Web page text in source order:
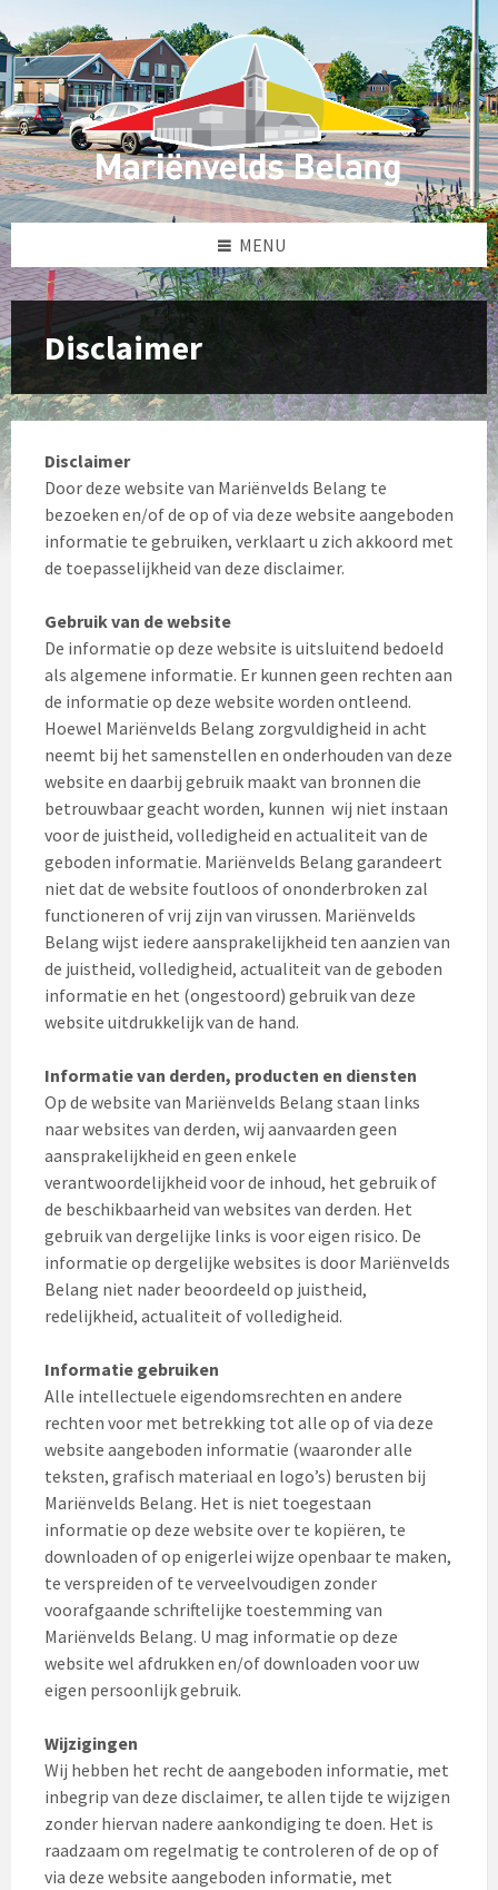
to
content
to
left
sidebar
to
footer
MENU
Disclaimer
Disclaimer
Door deze website van Mariënvelds Belang te
bezoeken en/of de op of via deze website aangeboden
informatie te gebruiken, verklaart u zich akkoord met
de toepasselijkheid van deze disclaimer.
Gebruik van de website
De informatie op deze website is uitsluitend bedoeld
als algemene informatie. Er kunnen geen rechten aan
de informatie op deze website worden ontleend.
Hoewel Mariënvelds Belang zorgvuldigheid in acht
neemt bij het samenstellen en onderhouden van deze
website en daarbij gebruik maakt van bronnen die
betrouwbaar geacht worden, kunnen wij niet instaan
voor de juistheid, volledigheid en actualiteit van de
geboden informatie. Mariënvelds Belang garandeert
niet dat de website foutloos of ononderbroken zal
functioneren of vrij zijn van virussen. Mariënvelds
Belang wijst iedere aansprakelijkheid ten aanzien van
de juistheid, volledigheid, actualiteit van de geboden
informatie en het (ongestoord) gebruik van deze
website uitdrukkelijk van de hand.
Informatie van derden, producten en diensten
Op de website van Mariënvelds Belang staan links
naar websites van derden, wij aanvaarden geen
aansprakelijkheid en geen enkele
verantwoordelijkheid voor de inhoud, het gebruik of
de beschikbaarheid van websites van derden. Het
gebruik van dergelijke links is voor eigen risico. De
informatie op dergelijke websites is door Mariënvelds
Belang niet nader beoordeeld op juistheid,
redelijkheid, actualiteit of volledigheid.
Informatie gebruiken
Alle intellectuele eigendomsrechten en andere
rechten voor met betrekking tot alle op of via deze
website aangeboden informatie (waaronder alle
teksten, grafisch materiaal en logo’s) berusten bij
Mariënvelds Belang. Het is niet toegestaan
informatie op deze website over te kopiëren, te
downloaden of op enigerlei wijze openbaar te maken,
te verspreiden of te verveelvoudigen zonder
voorafgaande schriftelijke toestemming van
Mariënvelds Belang. U mag informatie op deze
website wel afdrukken en/of downloaden voor uw
eigen persoonlijk gebruik.
Wijzigingen
Wij hebben het recht de aangeboden informatie, met
inbegrip van deze disclaimer, te allen tijde te wijzigen
zonder hiervan nadere aankondiging te doen. Het is
raadzaam om regelmatig te controleren of de op of
via deze website aangeboden informatie, met